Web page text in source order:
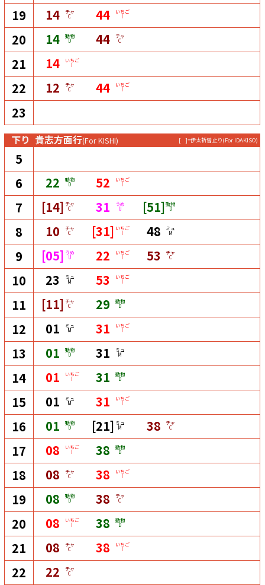
19 14 チャ
C 44 いちご
I
20 14 動物
D 44 チャ
C
21 14 いちご
I
22 12 チャ
C 44 いちご
I
23
下り 貴志方面行(For KISHI) [ ]=伊太祈曽止り(For IDAKISO)
5
6
22 動物
D 52 いちご
I
7 [14] チャ
C 31 うめ
U [51] 動物
D
8 10 チャ
C [31] いちご
I 48 ミュ
M
9 [05] うめ
U 22 いちご
I 53 チャ
C
10 23 ミュ
M 53 いちご
I
11 [11] チャ
C 29 動物
D
12 01 ミュ
M 31 いちご
I
13 01 動物
D 31 ミュ
M
14 01 いちご
I 31 動物
D
15 01 ミュ
M 31 いちご
I
16 01 動物
D [21] ミュ
M 38 チャ
C
17 08 いちご
I 38 動物
D
18 08 チャ
C 38 いちご
I
19 08 動物
D 38 チャ
C
20 08 いちご
I 38 動物
D
21 08 チャ
C 38 いちご
I
22 22 チャ
C